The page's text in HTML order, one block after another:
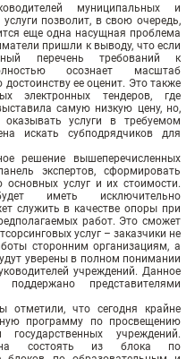
муниципальных и
позволит, в свою очередь,
еще одна насущная проблема
пришли к выводу, что если
перечень требований к
осознает масштаб
ее оценит. Это также
электронных тендеров, где
самую низкую цену, но,
услуги в требуемом
искать субподрядчиков для
решение вышеперечисленных
экспертов, сформировать
услуг и их стоимости.
иметь исключительно
служить в качестве опоры при
работ. Это сможет
услуг – заказчики не
сторонним организациям, а
уверены в полном понимании
учреждений. Данное
представителями
отметили, что сегодня крайне
программу по просвещению
учреждений.
состоять из блока по